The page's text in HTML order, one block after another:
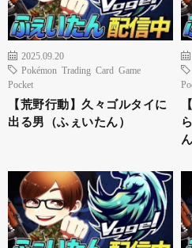
2025.09.20
Pokémon Trading Card Game
Pocket
【荒野行動】久々ゴルタイに
出る男（ふぇいたん）